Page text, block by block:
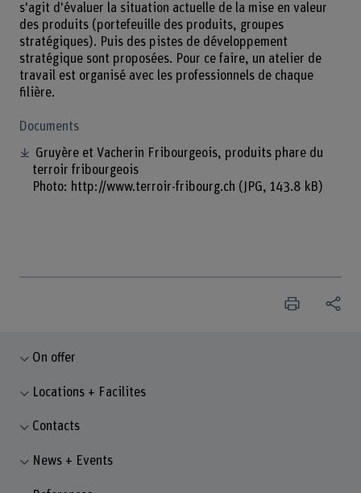
s'agit d'évaluer la situation actuelle de la mise en valeur
des produits (portefeuille des produits, groupes
stratégiques). Puis des pistes de développement
stratégique sont proposées. Pour ce faire, un atelier de
travail est organisé avec les professionnels de chaque
filière.
Documents
Gruyère et Vacherin Fribourgeois, produits phare du
terroir fribourgeois
Photo: http://www.terroir-fribourg.ch (JPG, 143.8 kB)
On offer
Locations + Facilites
Contacts
News + Events